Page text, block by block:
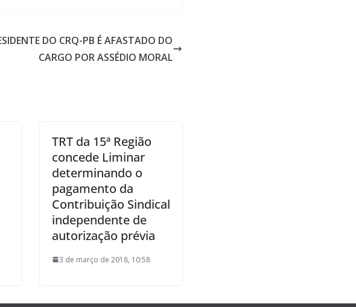
DO CRQ-PB É AFASTADO DO
CARGO POR ASSÉDIO MORAL
TRT da 15ª Região
concede Liminar
determinando o
pagamento da
Contribuição Sindical
independente de
autorização prévia
3 de março de 2018, 10:58